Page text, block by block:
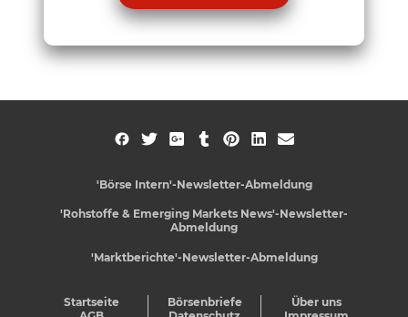
'Börse Intern'-Newsletter-Abmeldung
'Rohstoffe & Emerging Markets News'-Newsletter-
Abmeldung
'Marktberichte'-Newsletter-Abmeldung
Startseite Börsenbriefe
Über uns